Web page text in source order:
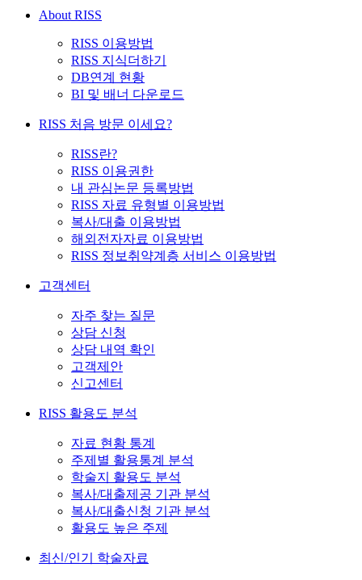
About RISS
RISS 이용방법
RISS 지식더하기
DB연계 현황
BI 및 배너 다운로드
RISS 처음 방문 이세요?
RISS란?
RISS 이용권한
내 관심논문 등록방법
RISS 자료 유형별 이용방법
복사/대출 이용방법
해외전자자료 이용방법
RISS 정보취약계층 서비스 이용방법
고객센터
자주 찾는 질문
상담 신청
상담 내역 확인
고객제안
신고센터
RISS 활용도 분석
자료 현황 통계
주제별 활용통계 분석
학술지 활용도 분석
복사/대출제공 기관 분석
복사/대출신청 기관 분석
활용도 높은 주제
최신/인기 학술자료